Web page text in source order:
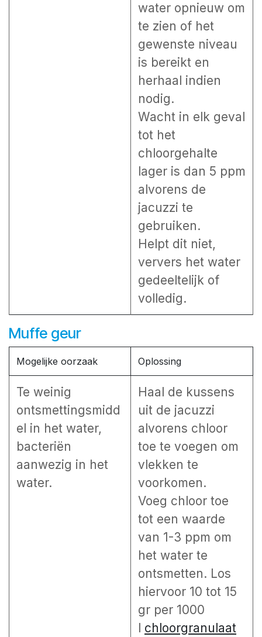
water opnieuw om
te zien of het
gewenste niveau
is bereikt en
herhaal indien
nodig.
Wacht in elk geval
tot het
chloorgehalte
lager is dan 5 ppm
alvorens de
jacuzzi te
gebruiken.
Helpt dit niet,
ververs het water
gedeeltelijk of
volledig.
Muffe geur
Mogelijke oorzaak Oplossing
Te weinig
ontsmettingsmidd
el in het water,
bacteriën
aanwezig in het
water.
Haal de kussens
uit de jacuzzi
alvorens chloor
toe te voegen om
vlekken te
voorkomen.
Voeg chloor toe
tot een waarde
van 1-3 ppm om
het water te
ontsmetten. Los
hiervoor 10 tot 15
gr per 1000
l chloorgranulaat